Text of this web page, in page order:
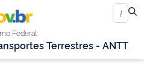
Federal
Terrestres - ANTT